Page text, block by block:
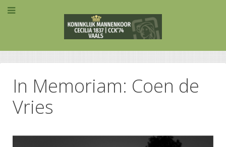
In Memoriam: Coen de
Vries